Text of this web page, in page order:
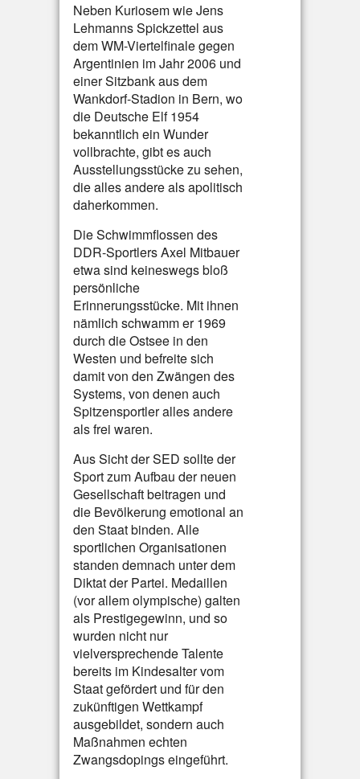
Neben Kuriosem wie Jens
Lehmanns Spickzettel aus
dem WM-Viertelfinale gegen
Argentinien im Jahr 2006 und
einer Sitzbank aus dem
Wankdorf-Stadion in Bern, wo
die Deutsche Elf 1954
bekanntlich ein Wunder
vollbrachte, gibt es auch
Ausstellungsstücke zu sehen,
die alles andere als apolitisch
daherkommen.
Die Schwimmflossen des
DDR-Sportlers Axel Mitbauer
etwa sind keineswegs bloß
persönliche
Erinnerungsstücke. Mit ihnen
nämlich schwamm er 1969
durch die Ostsee in den
Westen und befreite sich
damit von den Zwängen des
Systems, von denen auch
Spitzensportler alles andere
als frei waren.
Aus Sicht der SED sollte der
Sport zum Aufbau der neuen
Gesellschaft beitragen und
die Bevölkerung emotional an
den Staat binden. Alle
sportlichen Organisationen
standen demnach unter dem
Diktat der Partei. Medaillen
(vor allem olympische) galten
als Prestigegewinn, und so
wurden nicht nur
vielversprechende Talente
bereits im Kindesalter vom
Staat gefördert und für den
zukünftigen Wettkampf
ausgebildet, sondern auch
Maßnahmen echten
Zwangsdopings eingeführt.